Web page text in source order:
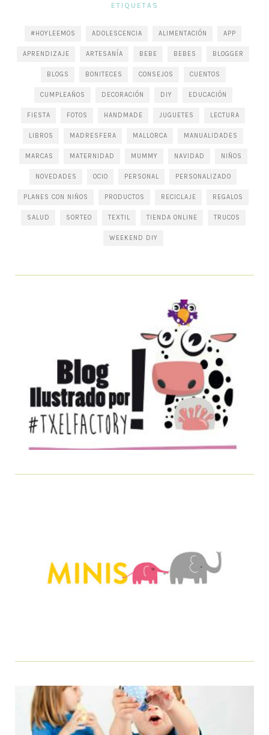
ETIQUETAS
#HOYLEEMOS ADOLESCENCIA ALIMENTACIÓN APP
APRENDIZAJE ARTESANÍA BEBE BEBES BLOGGER
BLOGS BONITECES CONSEJOS CUENTOS
CUMPLEAÑOS DECORACIÓN DIY EDUCACIÓN
FIESTA FOTOS HANDMADE JUGUETES LECTURA
LIBROS MADRESFERA MALLORCA MANUALIDADES
MARCAS MATERNIDAD MUMMY NAVIDAD NIÑOS
NOVEDADES OCIO PERSONAL PERSONALIZADO
PLANES CON NIÑOS PRODUCTOS RECICLAJE REGALOS
SALUD SORTEO TEXTIL TIENDA ONLINE TRUCOS
WEEKEND DIY